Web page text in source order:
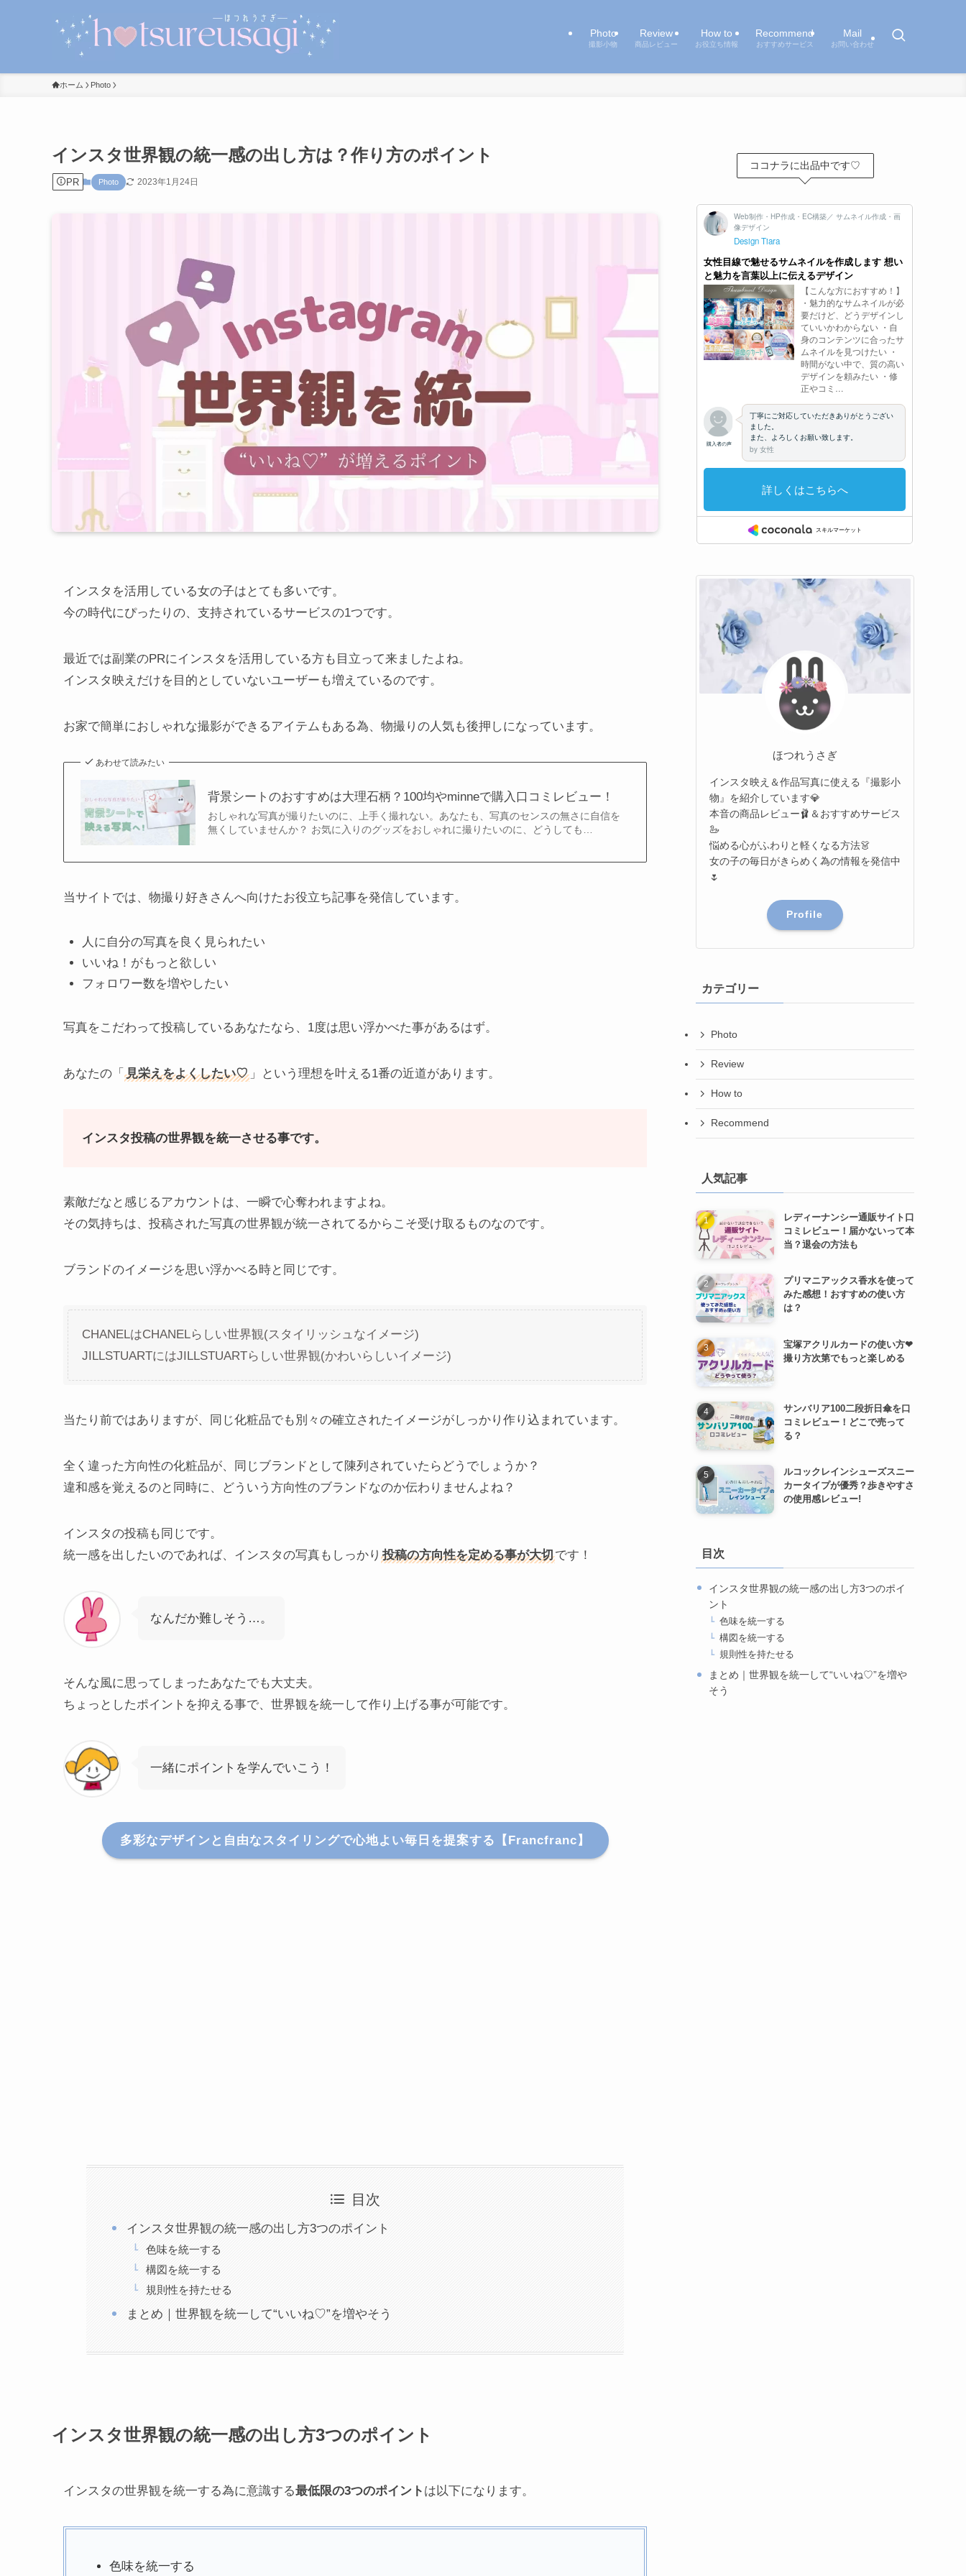
Photo
撮影小物
Review
商品レビュー
How to
お役立ち情報
Recommend
おすすめサービス
Mail
お問い合わせ
ホーム Photo
インスタ世界観の統一感の出し方は？作り方のポイント
PR Photo 2023年1月24日
インスタを活用している女の子はとても多いです。
今の時代にぴったりの、支持されているサービスの1つです。
最近では副業のPRにインスタを活用している方も目立って来ましたよね。
インスタ映えだけを目的としていないユーザーも増えているのです。
お家で簡単におしゃれな撮影ができるアイテムもある為、物撮りの人気も後押しになっています。
あわせて読みたい
背景シートのおすすめは大理石柄？100均やminneで購入口コミレビュー！
おしゃれな写真が撮りたいのに、上手く撮れない。あなたも、写真のセンスの無さに自信を
無くしていませんか？ お気に入りのグッズをおしゃれに撮りたいのに、どうしても…
当サイトでは、物撮り好きさんへ向けたお役立ち記事を発信しています。
人に自分の写真を良く見られたい
いいね！がもっと欲しい
フォロワー数を増やしたい
写真をこだわって投稿しているあなたなら、1度は思い浮かべた事があるはず。
あなたの「 見栄えをよくしたい♡ 」という理想を叶える1番の近道があります。
インスタ投稿の世界観を統一させる事です。
素敵だなと感じるアカウントは、一瞬で心奪われますよね。
その気持ちは、投稿された写真の世界観が統一されてるからこそ受け取るものなのです。
ブランドのイメージを思い浮かべる時と同じです。
CHANELはCHANELらしい世界観(スタイリッシュなイメージ)
JILLSTUARTにはJILLSTUARTらしい世界観(かわいらしいイメージ)
当たり前ではありますが、同じ化粧品でも別々の確立されたイメージがしっかり作り込まれています。
全く違った方向性の化粧品が、同じブランドとして陳列されていたらどうでしょうか？
違和感を覚えるのと同時に、どういう方向性のブランドなのか伝わりませんよね？
インスタの投稿も同じです。
統一感を出したいのであれば、インスタの写真もしっかり 投稿の方向性を定める事が大切です！
なんだか難しそう…。
そんな風に思ってしまったあなたでも大丈夫。
ちょっとしたポイントを抑える事で、世界観を統一して作り上げる事が可能です。
一緒にポイントを学んでいこう！
多彩なデザインと自由なスタイリングで心地よい毎日を提案する【Francfranc】
目次
インスタ世界観の統一感の出し方3つのポイント
色味を統一する
構図を統一する
規則性を持たせる
まとめ｜世界観を統一して“いいね♡”を増やそう
インスタ世界観の統一感の出し方3つのポイント
インスタの世界観を統一する為に意識する最低限の3つのポイント は以下になります。
色味を統一する
ココナラに出品中です♡
ほつれうさぎ
インスタ映え＆作品写真に使える『撮影小
物』を紹介しています💎
本音の商品レビュー🩰＆おすすめサービス
🦢
悩める心がふわりと軽くなる方法👗
女の子の毎日がきらめく為の情報を発信中
🌷
Profile
カテゴリー
Photo
Review
How to
Recommend
人気記事
レディーナンシー通販サイト口
コミレビュー！届かないって本
当？退会の方法も
プリマニアックス香水を使って
みた感想！おすすめの使い方
は？
宝塚アクリルカードの使い方❤︎
撮り方次第でもっと楽しめる
サンバリア100二段折日傘を口
コミレビュー！どこで売って
る？
ルコックレインシューズスニー
カータイプが優秀？歩きやすさ
の使用感レビュー!
目次
インスタ世界観の統一感の出し方3つのポイ
ント
色味を統一する
構図を統一する
規則性を持たせる
まとめ｜世界観を統一して“いいね♡”を増や
そう